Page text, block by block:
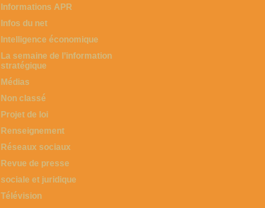
Informations APR
Infos du net
Intelligence économique
La semaine de l’information
stratégique
Médias
Non classé
Projet de loi
Renseignement
Réseaux sociaux
Revue de presse
sociale et juridique
Télévision